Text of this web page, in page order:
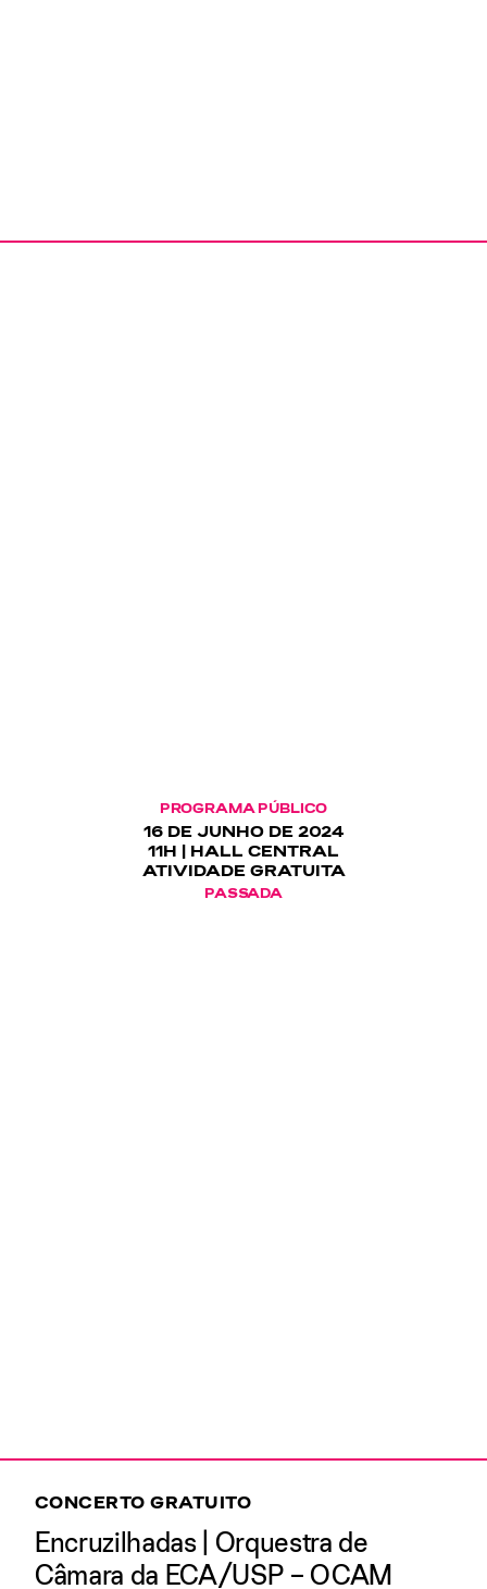
PROGRAMA PÚBLICO
16 DE JUNHO DE 2024
11H | HALL CENTRAL
ATIVIDADE GRATUITA
PASSADA
CONCERTO GRATUITO
Encruzilhadas | Orquestra de
Câmara da ECA/USP – OCAM